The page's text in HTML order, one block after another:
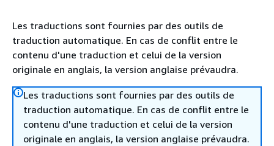
Les traductions sont fournies par des outils de
traduction automatique. En cas de conflit entre le
contenu d'une traduction et celui de la version
originale en anglais, la version anglaise prévaudra.
Les traductions sont fournies par des outils de
traduction automatique. En cas de conflit entre le
contenu d'une traduction et celui de la version
originale en anglais, la version anglaise prévaudra.